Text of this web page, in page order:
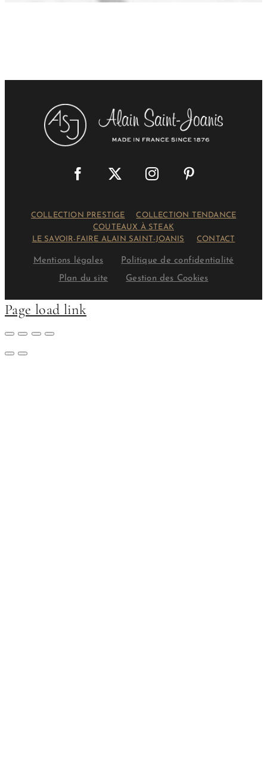
COLLECTION PRESTIGE
COLLECTION TENDANCE
COUTEAUX À STEAK
LE SAVOIR-FAIRE ALAIN SAINT-JOANIS
CONTACT
Mentions légales
Politique de confidentialité
Plan du site
Gestion des Cookies
Page load link